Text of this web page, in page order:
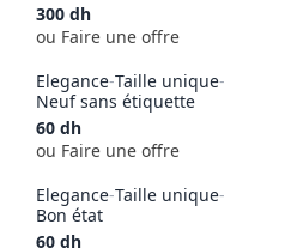
300 dh
ou Faire une offre
Elegance-Taille unique-
Neuf sans étiquette
60 dh
ou Faire une offre
Elegance-Taille unique-
Bon état
60 dh